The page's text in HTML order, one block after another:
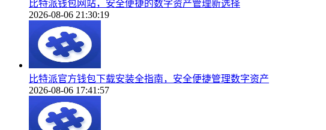
比特派钱包网站，安全便捷的数字资产管理新选择
2026-08-06 21:30:19
比特派官方钱包下载安装全指南，安全便捷管理数字资产
2026-08-06 17:41:57